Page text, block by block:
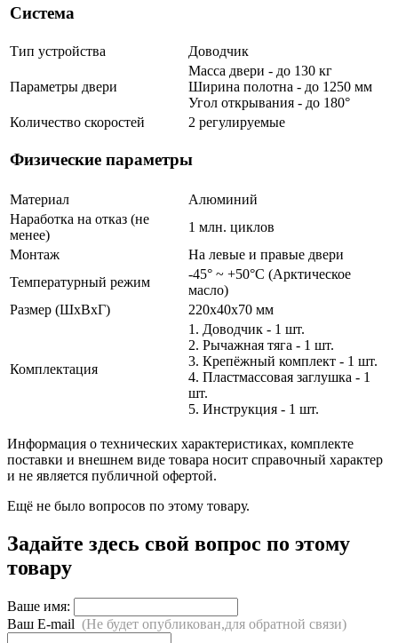
Система
Тип устройства Доводчик
Параметры двери
Масса двери - до 130 кг
Ширина полотна - до 1250 мм
Угол открывания - до 180°
Количество скоростей
2 регулируемые
Физические параметры
Материал
Алюминий
Наработка на отказ (не
менее)
1 млн. циклов
Монтаж
На левые и правые двери
Температурный режим
-45° ~ +50°С (Арктическое
масло)
Размер (ШxВxГ)
220x40x70 мм
Комплектация
1. Доводчик - 1 шт.
2. Рычажная тяга - 1 шт.
3. Крепёжный комплект - 1 шт.
4. Пластмассовая заглушка - 1
шт.
5. Инструкция - 1 шт.
Информация о технических характеристиках, комплекте
поставки и внешнем виде товара носит справочный характер
и не является публичной офертой.
Ещё не было вопросов по этому товару.
Задайте здесь свой вопрос по этому
товару
Ваше имя:
Ваш E-mail (Не будет опубликован,для обратной связи)